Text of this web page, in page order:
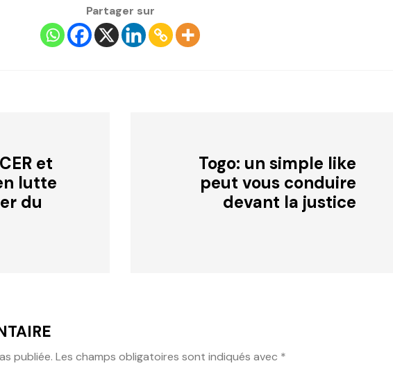
Partager sur
et
lutte
du
Togo: un simple like
peut vous conduire
devant la justice
publiée. Les champs obligatoires sont indiqués avec *